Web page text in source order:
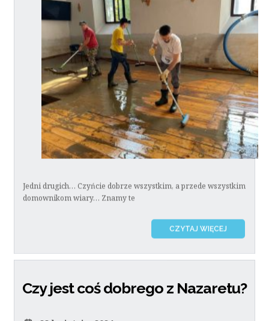
Jedni drugich… Czyńcie dobrze wszystkim, a przede wszystkim
domownikom wiary… Znamy te
CZYTAJ WIĘCEJ
Czy jest coś dobrego z Nazaretu?